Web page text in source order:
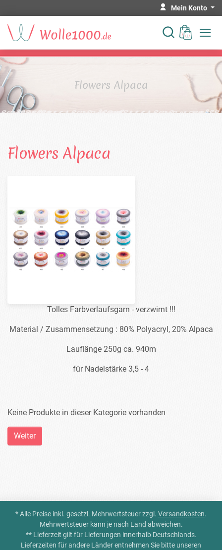
Mein Konto
Flowers Alpaca
Flowers Alpaca
Tolles Farbverlaufsgarn - verzwirnt !!!
Material / Zusammensetzung : 80% Polyacryl, 20% Alpaca
Lauflänge 250g ca. 940m
für Nadelstärke 3,5 - 4
Keine Produkte in dieser Kategorie vorhanden
Weiter
* Alle Preise inkl. gesetzl. Mehrwertsteuer zzgl. Versandkosten.
Mehrwertsteuer kann je nach Land abweichen.
** Lieferzeit gilt für Lieferungen innerhalb Deutschlands.
Lieferzeiten für andere Länder entnehmen Sie bitte unseren